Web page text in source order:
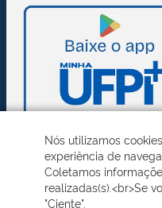
Nós utilizamos
experiência de
Coletamos
realizadas(s).<br>Se
"Ciente".